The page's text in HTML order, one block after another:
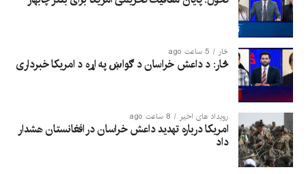
څار 5 ساعت ago
څار: د داعش خراسان د ګواښ په اړه د امریکا خبرداری
رویداد های اخیر 8 ساعت ago
امریکا درباره تهدید داعش خراسان در افغانستان هشدار
داد